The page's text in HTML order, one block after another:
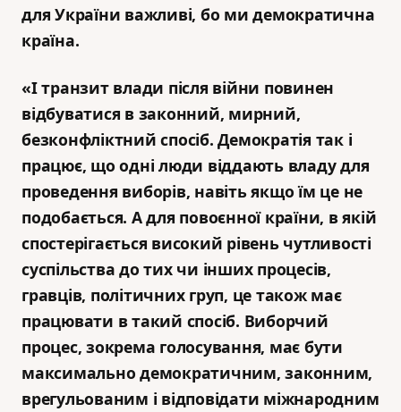
для України важливі, бо ми демократична
країна.
«І транзит влади після війни повинен
відбуватися в законний, мирний,
безконфліктний спосіб. Демократія так і
працює, що одні люди віддають владу для
проведення виборів, навіть якщо їм це не
подобається. А для повоєнної країни, в якій
спостерігається високий рівень чутливості
суспільства до тих чи інших процесів,
гравців, політичних груп, це також має
працювати в такий спосіб. Виборчий
процес, зокрема голосування, має бути
максимально демократичним, законним,
врегульованим і відповідати міжнародним